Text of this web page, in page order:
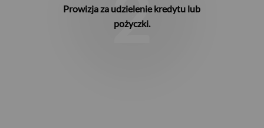
Prowizja za udzielenie kredytu lub
pożyczki.